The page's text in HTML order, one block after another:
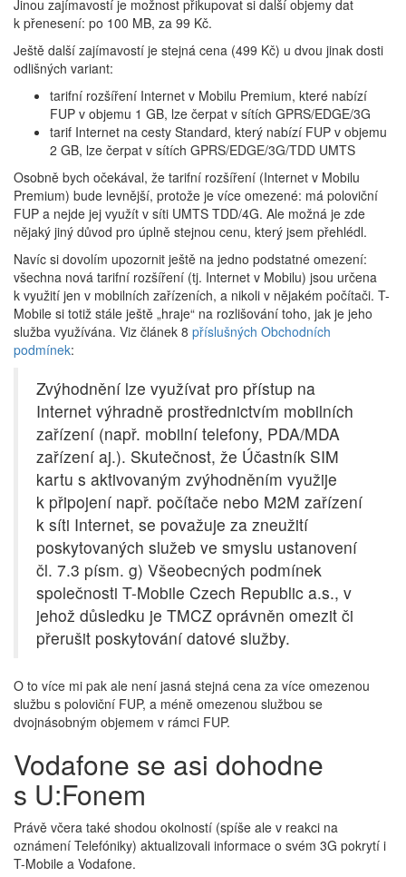
Jinou zajímavostí je možnost přikupovat si další objemy dat
k přenesení: po 100 MB, za 99 Kč.
Ještě další zajímavostí je stejná cena (499 Kč) u dvou jinak dosti
odlišných variant:
tarifní rozšíření Internet v Mobilu Premium, které nabízí
FUP v objemu 1 GB, lze čerpat v sítích GPRS/EDGE/3G
tarif Internet na cesty Standard, který nabízí FUP v objemu
2 GB, lze čerpat v sítích GPRS/EDGE/3G/TDD UMTS
Osobně bych očekával, že tarifní rozšíření (Internet v Mobilu
Premium) bude levnější, protože je více omezené: má poloviční
FUP a nejde jej využít v síti UMTS TDD/4G. Ale možná je zde
nějaký jiný důvod pro úplně stejnou cenu, který jsem přehlédl.
Navíc si dovolím upozornit ještě na jedno podstatné omezení:
všechna nová tarifní rozšíření (tj. Internet v Mobilu) jsou určena
k využití jen v mobilních zařízeních, a nikoli v nějakém počítači. T-
Mobile si totiž stále ještě „hraje“ na rozlišování toho, jak je jeho
služba využívána. Viz článek 8 příslušných Obchodních
podmínek:
Zvýhodnění lze využívat pro přístup na
Internet výhradně prostřednictvím mobilních
zařízení (např. mobilní telefony, PDA/MDA
zařízení aj.). Skutečnost, že Účastník SIM
kartu s aktivovaným zvýhodněním využije
k připojení např. počítače nebo M2M zařízení
k síti Internet, se považuje za zneužití
poskytovaných služeb ve smyslu ustanovení
čl. 7.3 písm. g) Všeobecných podmínek
společnosti T-Mobile Czech Republic a.s., v
jehož důsledku je TMCZ oprávněn omezit či
přerušit poskytování datové služby.
O to více mi pak ale není jasná stejná cena za více omezenou
službu s poloviční FUP, a méně omezenou službou se
dvojnásobným objemem v rámci FUP.
Vodafone se asi dohodne
s U:Fonem
Právě včera také shodou okolností (spíše ale v reakci na
oznámení Telefóniky) aktualizovali informace o svém 3G pokrytí i
T-Mobile a Vodafone.